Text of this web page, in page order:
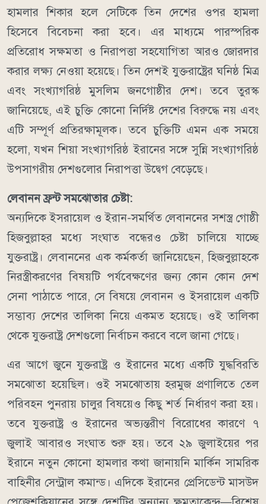
হামলার শিকার হলে সেটিকে তিন দেশের ওপর হামলা
হিসেবে বিবেচনা করা হবে। এর মাধ্যমে পারস্পরিক
প্রতিরোধ সক্ষমতা ও নিরাপত্তা সহযোগিতা আরও জোরদার
করার লক্ষ্য নেওয়া হয়েছে।তিন দেশই যুক্তরাষ্ট্রের ঘনিষ্ঠ মিত্র
এবং সংখ্যাগরিষ্ঠ মুসলিম জনগোষ্ঠীর দেশ। তবে তুরস্ক
জানিয়েছে, এই চুক্তি কোনো নির্দিষ্ট দেশের বিরুদ্ধে নয় এবং
এটি সম্পূর্ণ প্রতিরক্ষামূলক।তবে চুক্তিটি এমন এক সময়ে
হলো, যখন শিয়া সংখ্যাগরিষ্ঠ ইরানের সঙ্গে সুন্নি সংখ্যাগরিষ্ঠ
উপসাগরীয় দেশগুলোর নিরাপত্তা উদ্বেগ বেড়েছে।
লেবানন ফ্রন্ট সমঝোতার চেষ্টা:
অন্যদিকে ইসরায়েল ও ইরান-সমর্থিত লেবাননের সশস্ত্র গোষ্ঠী
হিজবুল্লাহর মধ্যে সংঘাত বন্ধেরও চেষ্টা চালিয়ে যাচ্ছে
যুক্তরাষ্ট্র। লেবাননের এক কর্মকর্তা জানিয়েছেন, হিজবুল্লাহকে
নিরস্ত্রীকরণের বিষয়টি পর্যবেক্ষণের জন্য কোন কোন দেশ
সেনা পাঠাতে পারে, সে বিষয়ে লেবানন ও ইসরায়েল একটি
সম্ভাব্য দেশের তালিকা নিয়ে একমত হয়েছে। ওই তালিকা
থেকে যুক্তরাষ্ট্র দেশগুলো নির্বাচন করবে বলে জানা গেছে।
এর আগে জুনে যুক্তরাষ্ট্র ও ইরানের মধ্যে একটি যুদ্ধবিরতি
সমঝোতা হয়েছিল। ওই সমঝোতায় হরমুজ প্রণালিতে তেল
পরিবহন পুনরায় চালুর বিষয়েও কিছু শর্ত নির্ধারণ করা হয়।
তবে যুক্তরাষ্ট্র ও ইরানের অভ্যন্তরীণ বিরোধের কারণে ৭
জুলাই আবারও সংঘাত শুরু হয়।তবে ২৯ জুলাইয়ের পর
ইরানে নতুন কোনো হামলার কথা জানায়নি মার্কিন সামরিক
বাহিনীর সেন্ট্রাল কমান্ড। এদিকে ইরানের প্রেসিডেন্ট মাসউদ